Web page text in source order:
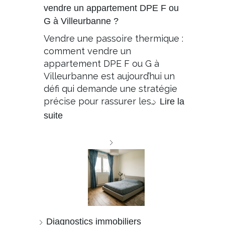
vendre un appartement DPE F ou
G à Villeurbanne ?
Vendre une passoire thermique :
comment vendre un
appartement DPE F ou G à
Villeurbanne est aujourd’hui un
défi qui demande une stratégie
précise pour rassurer les… Lire la
suite
Diagnostics immobiliers